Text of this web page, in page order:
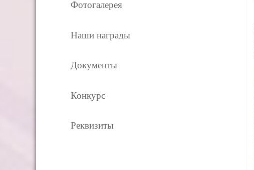
Фотогалерея
Наши награды
Документы
Конкурс
Реквизиты